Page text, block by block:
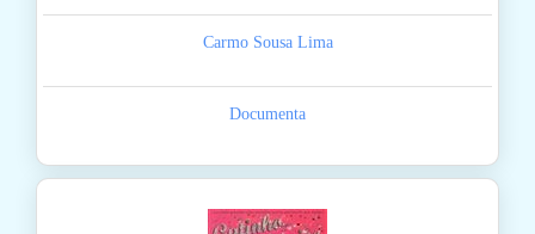
Carmo Sousa Lima
Documenta